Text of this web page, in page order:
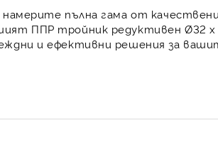
пълна гама от качествени
ППР тройник редуктивен Ø32 x
и ефективни решения за